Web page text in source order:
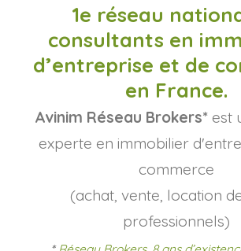
1e réseau
consultants en
d’entreprise et de
en France.
Avinim Réseau Brokers* est
experte en immobilier
commerce
(achat, vente, location
professionnels)